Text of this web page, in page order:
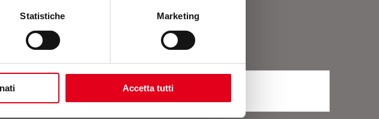
Statistiche Marketing
Accetta tutti
Newsletter